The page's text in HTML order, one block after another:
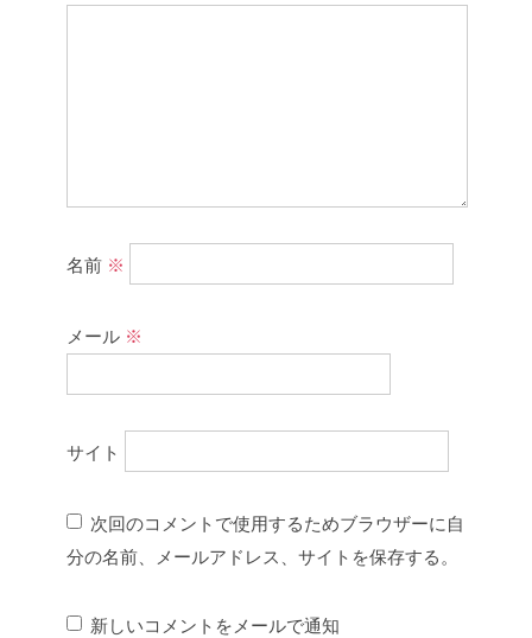
名前 ※
メール ※
サイト
次回のコメントで使用するためブラウザーに自
分の名前、メールアドレス、サイトを保存する。
新しいコメントをメールで通知